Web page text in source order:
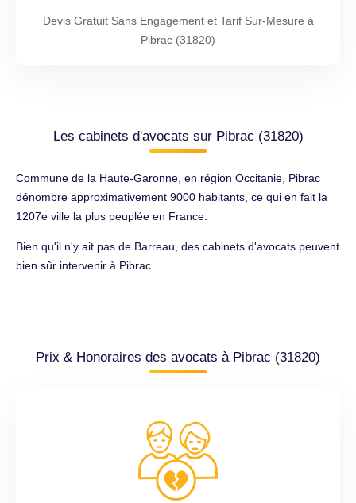
Devis Gratuit Sans Engagement et Tarif Sur-Mesure à
Pibrac (31820)
Les cabinets d'avocats sur Pibrac (31820)
Commune de la Haute-Garonne, en région Occitanie, Pibrac
dénombre approximativement 9000 habitants, ce qui en fait la
1207e ville la plus peuplée en France.
Bien qu'il n'y ait pas de Barreau, des cabinets d'avocats peuvent
bien sûr intervenir à Pibrac.
Prix & Honoraires des avocats à Pibrac (31820)